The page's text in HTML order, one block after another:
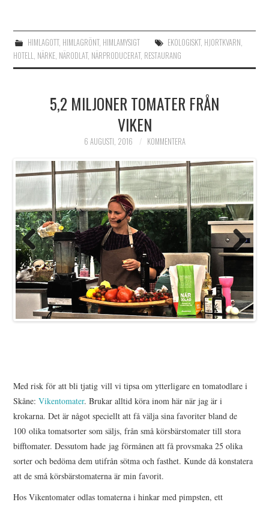
HIMLAGOTT, HIMLAGRÖNT, HIMLAMYSIGT EKOLOGISKT, HJORTKVARN
HOTELL NÄRKE NÄRODLAT, NÄRPRODUCERAT, RESTAURANG
5,2 MILJONER TOMATER FRÅN
VIKEN
6 AUGUSTI, 2016 KOMMENTERA
Previo
us
Next
Med risk för att bli tjatig vill vi tipsa om ytterligare en tomatodlare i
Skåne:Vikentomater. Brukar alltid köra inom här när jag är i
krokarna. Det är något speciellt att få välja sina favoriter bland de
100 olika tomatsorter som säljs, från små körsbärstomater till stora
bifftomater. Dessutom hade jag förmånen att få provsmaka 25 olika
sorter och bedöma dem utifrån sötma och fasthet. Kunde då konstatera
att de små körsbärstomaterna är min favorit.
Hos Vikentomater odlas tomaterna i hinkar med pimpsten, ett